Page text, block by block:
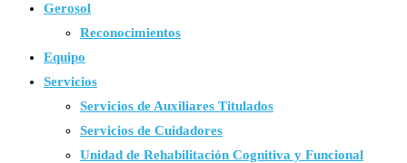
Gerosol
Reconocimientos
Equipo
Servicios
Servicios de Auxiliares Titulados
Servicios de Cuidadores
Unidad de Rehabilitación Cognitiva y Funcional